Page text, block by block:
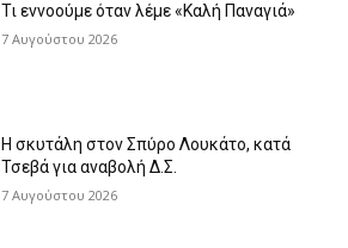
Τι εννοούμε όταν λέμε «Καλή Παναγιά»
7 Αυγούστου 2026
Η σκυτάλη στον Σπύρο Λουκάτο, κατά
Τσεβά για αναβολή Δ.Σ.
7 Αυγούστου 2026